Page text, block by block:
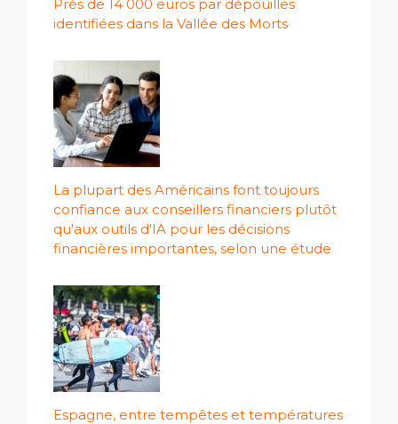
Près de 14 000 euros par dépouilles
identifiées dans la Vallée des Morts
La plupart des Américains font toujours
confiance aux conseillers financiers plutôt
qu'aux outils d'IA pour les décisions
financières importantes, selon une étude
Espagne, entre tempêtes et températures